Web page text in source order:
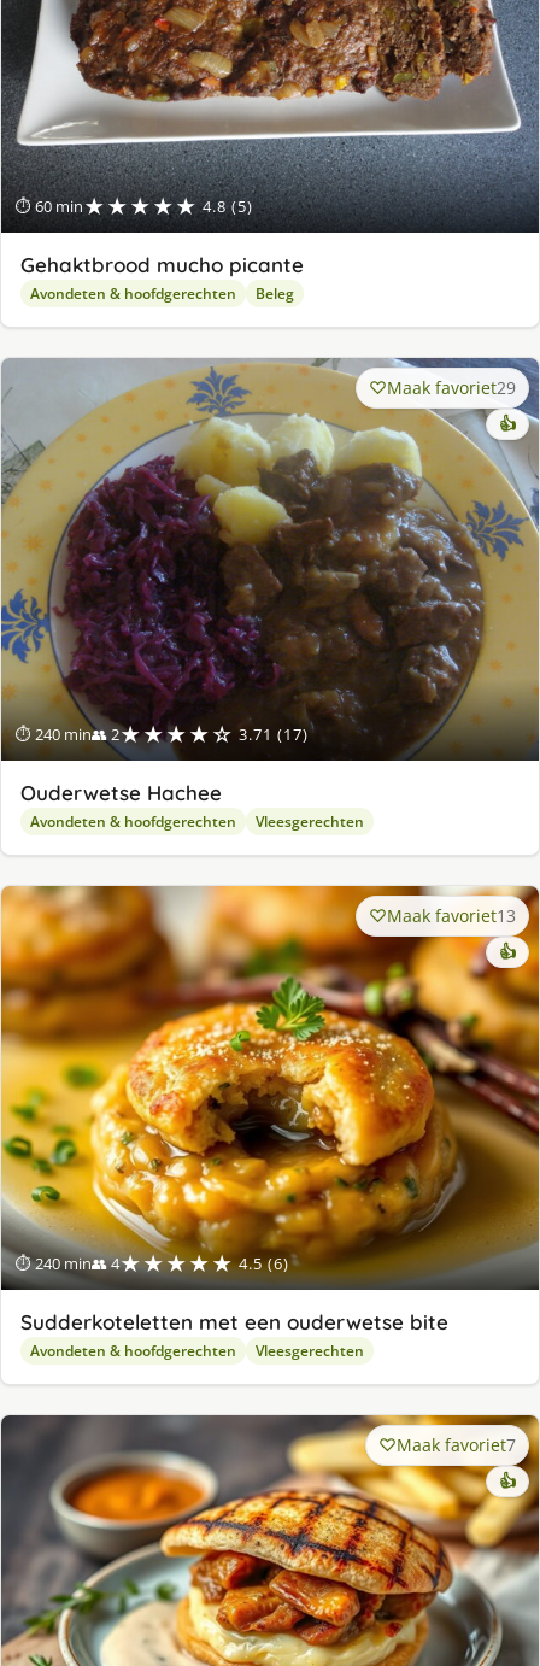
⏱ 60 min★★★★★ 4.8 (5)
Gehaktbrood mucho picante
Avondeten & hoofdgerechten Beleg
⏱ 240 min👥 2★★★★☆ 3.71 (17)
Maak favoriet29
👍
Ouderwetse Hachee
Avondeten & hoofdgerechten Vleesgerechten
⏱ 240 min👥 4★★★★★ 4.5 (6)
Maak favoriet13
👍
Sudderkoteletten met een ouderwetse bite
Avondeten & hoofdgerechten Vleesgerechten
Maak favoriet7
👍